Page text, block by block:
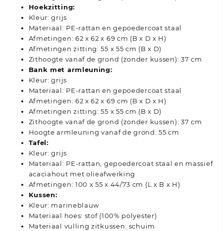
Hoekzitting:
Kleur: grijs
Materiaal: PE-rattan en gepoedercoat staal
Afmetingen: 62 x 62 x 69 cm (B x D x H)
Afmetingen zitting: 55 x 55 cm (B x D)
Zithoogte vanaf de grond (zonder kussen): 37 cm
Bank met armleuning:
Kleur: grijs
Materiaal: PE-rattan en gepoedercoat staal
Afmetingen: 62 x 62 x 69 cm (B x D x H)
Afmetingen zitting: 55 x 55 cm (B x D)
Zithoogte vanaf de grond (zonder kussen): 37 cm
Hoogte armleuning vanaf de grond: 55 cm
Tafel:
Kleur: grijs
Materiaal: PE-rattan, gepoedercoat staal en massief
acaciahout met olieafwerking
Afmetingen: 100 x 55 x 44/73 cm (L x B x H)
Kussen:
Kleur: marineblauw
Materiaal hoes: stof (100% polyester)
Materiaal vulling zitkussen: schuim